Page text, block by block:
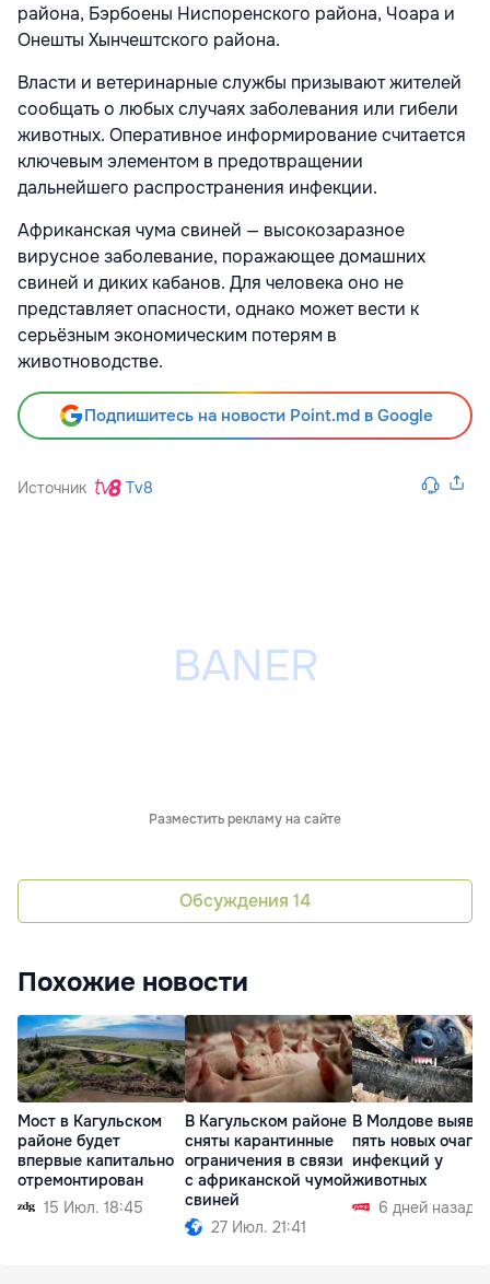
района, Бэрбоены Ниспоренского района, Чоара и
Онешты Хынчештского района.
Власти и ветеринарные службы призывают жителей
сообщать о любых случаях заболевания или гибели
животных. Оперативное информирование считается
ключевым элементом в предотвращении
дальнейшего распространения инфекции.
Африканская чума свиней — высокозаразное
вирусное заболевание, поражающее домашних
свиней и диких кабанов. Для человека оно не
представляет опасности, однако может вести к
серьёзным экономическим потерям в
животноводстве.
Подпишитесь на новости Point.md в Google
Источник Tv8
Разместить рекламу на сайте
Обсуждения 14
Похожие новости
Мост в Кагульском
районе будет
впервые капитально
отремонтирован
15 Июл. 18:45
В Кагульском районе
сняты карантинные
ограничения в связи
с африканской чумой
свиней
27 Июл. 21:41
В Молдове
пять новых очагов
инфекций у
животных
6 дней назад